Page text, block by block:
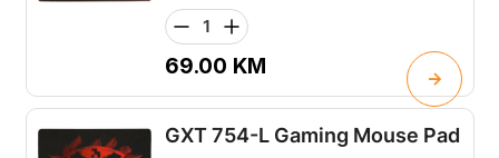
69.00 KM
GXT 754-L Gaming Mouse Pad